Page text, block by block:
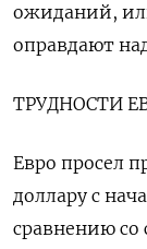
ожиданий,
оправдают
ТРУДНОСТИ
Евро просел
доллару с
сравнению